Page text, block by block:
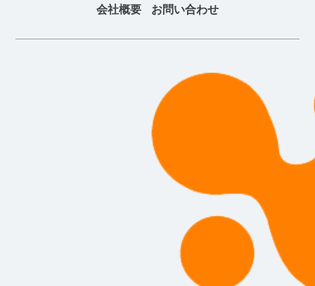
会社概要 お問い合わせ